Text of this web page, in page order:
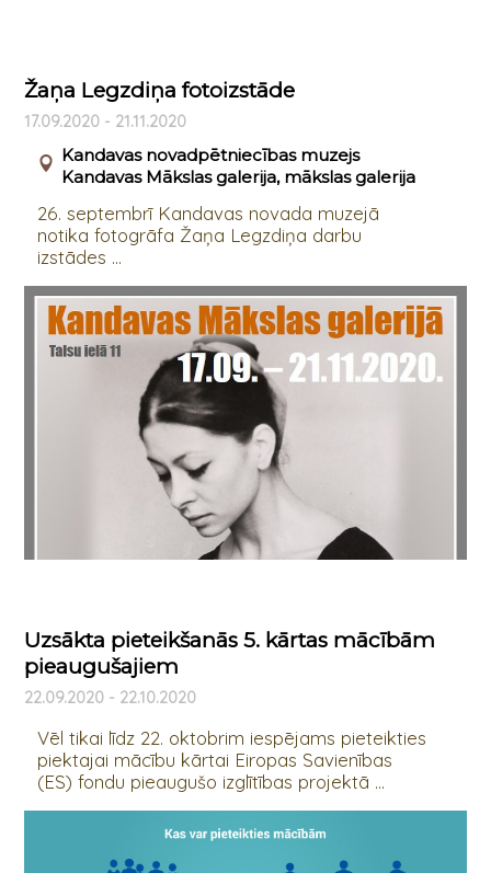
Žaņa Legzdiņa fotoizstāde
17.09.2020 - 21.11.2020
Kandavas novadpētniecības muzejs
Kandavas Mākslas galerija, mākslas galerija
26. septembrī Kandavas novada muzejā
notika fotogrāfa Žaņa Legzdiņa darbu
izstādes ...
Uzsākta pieteikšanās 5. kārtas mācībām
pieaugušajiem
22.09.2020 - 22.10.2020
Vēl tikai līdz 22. oktobrim iespējams pieteikties
piektajai mācību kārtai Eiropas Savienības
(ES) fondu pieaugušo izglītības projektā ...